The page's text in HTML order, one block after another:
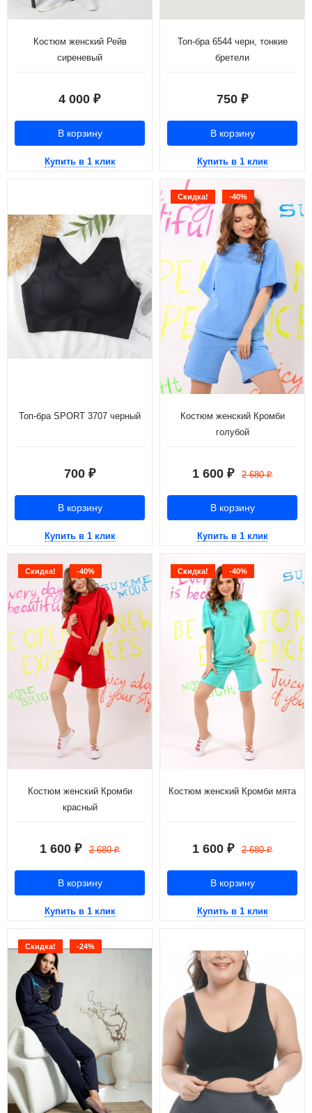
Костюм женский Рейв
сиреневый
4 000 ₽
В корзину
Купить в 1 клик
Топ-бра 6544 черн, тонкие
бретели
750 ₽
В корзину
Купить в 1 клик
Топ-бра SPORT 3707 черный
700 ₽
В корзину
Купить в 1 клик
Скидка! -40%
Костюм женский Кромби
голубой
1 600 ₽ 2 680₽
В корзину
Купить в 1 клик
Скидка! -40%
Костюм женский Кромби
красный
1 600 ₽ 2 680₽
В корзину
Купить в 1 клик
Скидка! -40%
Костюм женский Кромби мята
1 600 ₽ 2 680₽
В корзину
Купить в 1 клик
Скидка! -24%